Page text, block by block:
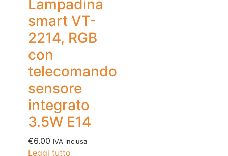
Lampadina
smart VT-
2214, RGB
con
telecomando
sensore
integrato
3.5W E14
€6.00 IVA inclusa
Leggi tutto